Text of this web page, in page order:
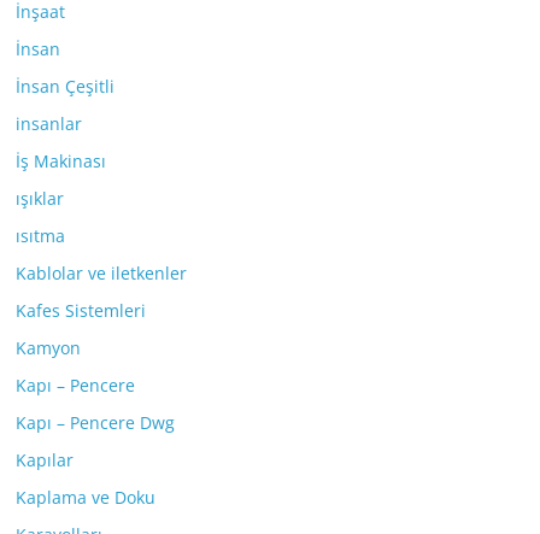
İnşaat
İnsan
İnsan Çeşitli
insanlar
İş Makinası
ışıklar
ısıtma
Kablolar ve iletkenler
Kafes Sistemleri
Kamyon
Kapı – Pencere
Kapı – Pencere Dwg
Kapılar
Kaplama ve Doku